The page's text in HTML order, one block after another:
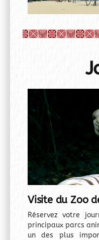
Visite du Zoo
Réservez votre
principaux parcs
un des plus